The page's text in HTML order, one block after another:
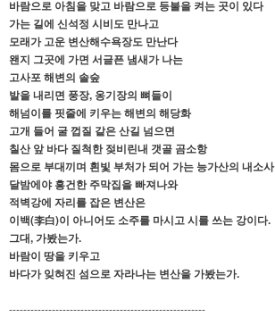
바람으로 아침을 맞고 바람으로 등불을 켜는 곳이 있다
가는 길에 신석정 시비도 만나고
모래가 고운 변산해수욕장도 만난다
왠지 그곳에 가면 서글픈 냄새가 나는
고사포 해변의 솔숲
발을 내리면 풍장, 옹기장의 뼈들이
해넘이를 핏줄에 키우는 해변의 해당화
고개 들어 굴 껍질 같은 산길 넘으면
칠산 앞 바다 질척한 젖비린내 갯골 곰소항
몸으로 부대끼며 흰빛 부처가 되어 가는 능가산의 내소사
달밤에야 흥건한 주막집을 빠져나와
적벽강에 자리를 잡은 변산은
이백(李白)이 아니어도 소주를 마시고 시를 쓰는 강이다.
그대, 가봤는가.
바람이 땅을 키우고
바다가 잊혀진 섬으로 자라나는 변산을 가봤는가.
-------------------------------------------------------